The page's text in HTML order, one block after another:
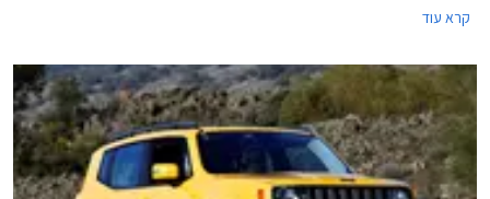
MG ZS, טויוטה אייגו, וטויוטה יאריס. סדרת מבחני הריסוק האחרונה מצביעה
דגמים חדשים מצטיינים ביחס לדגמים ותיקים שעברו מתיחת פנים לקבלת
מערכות בטיחות חדשות.
קרא עוד